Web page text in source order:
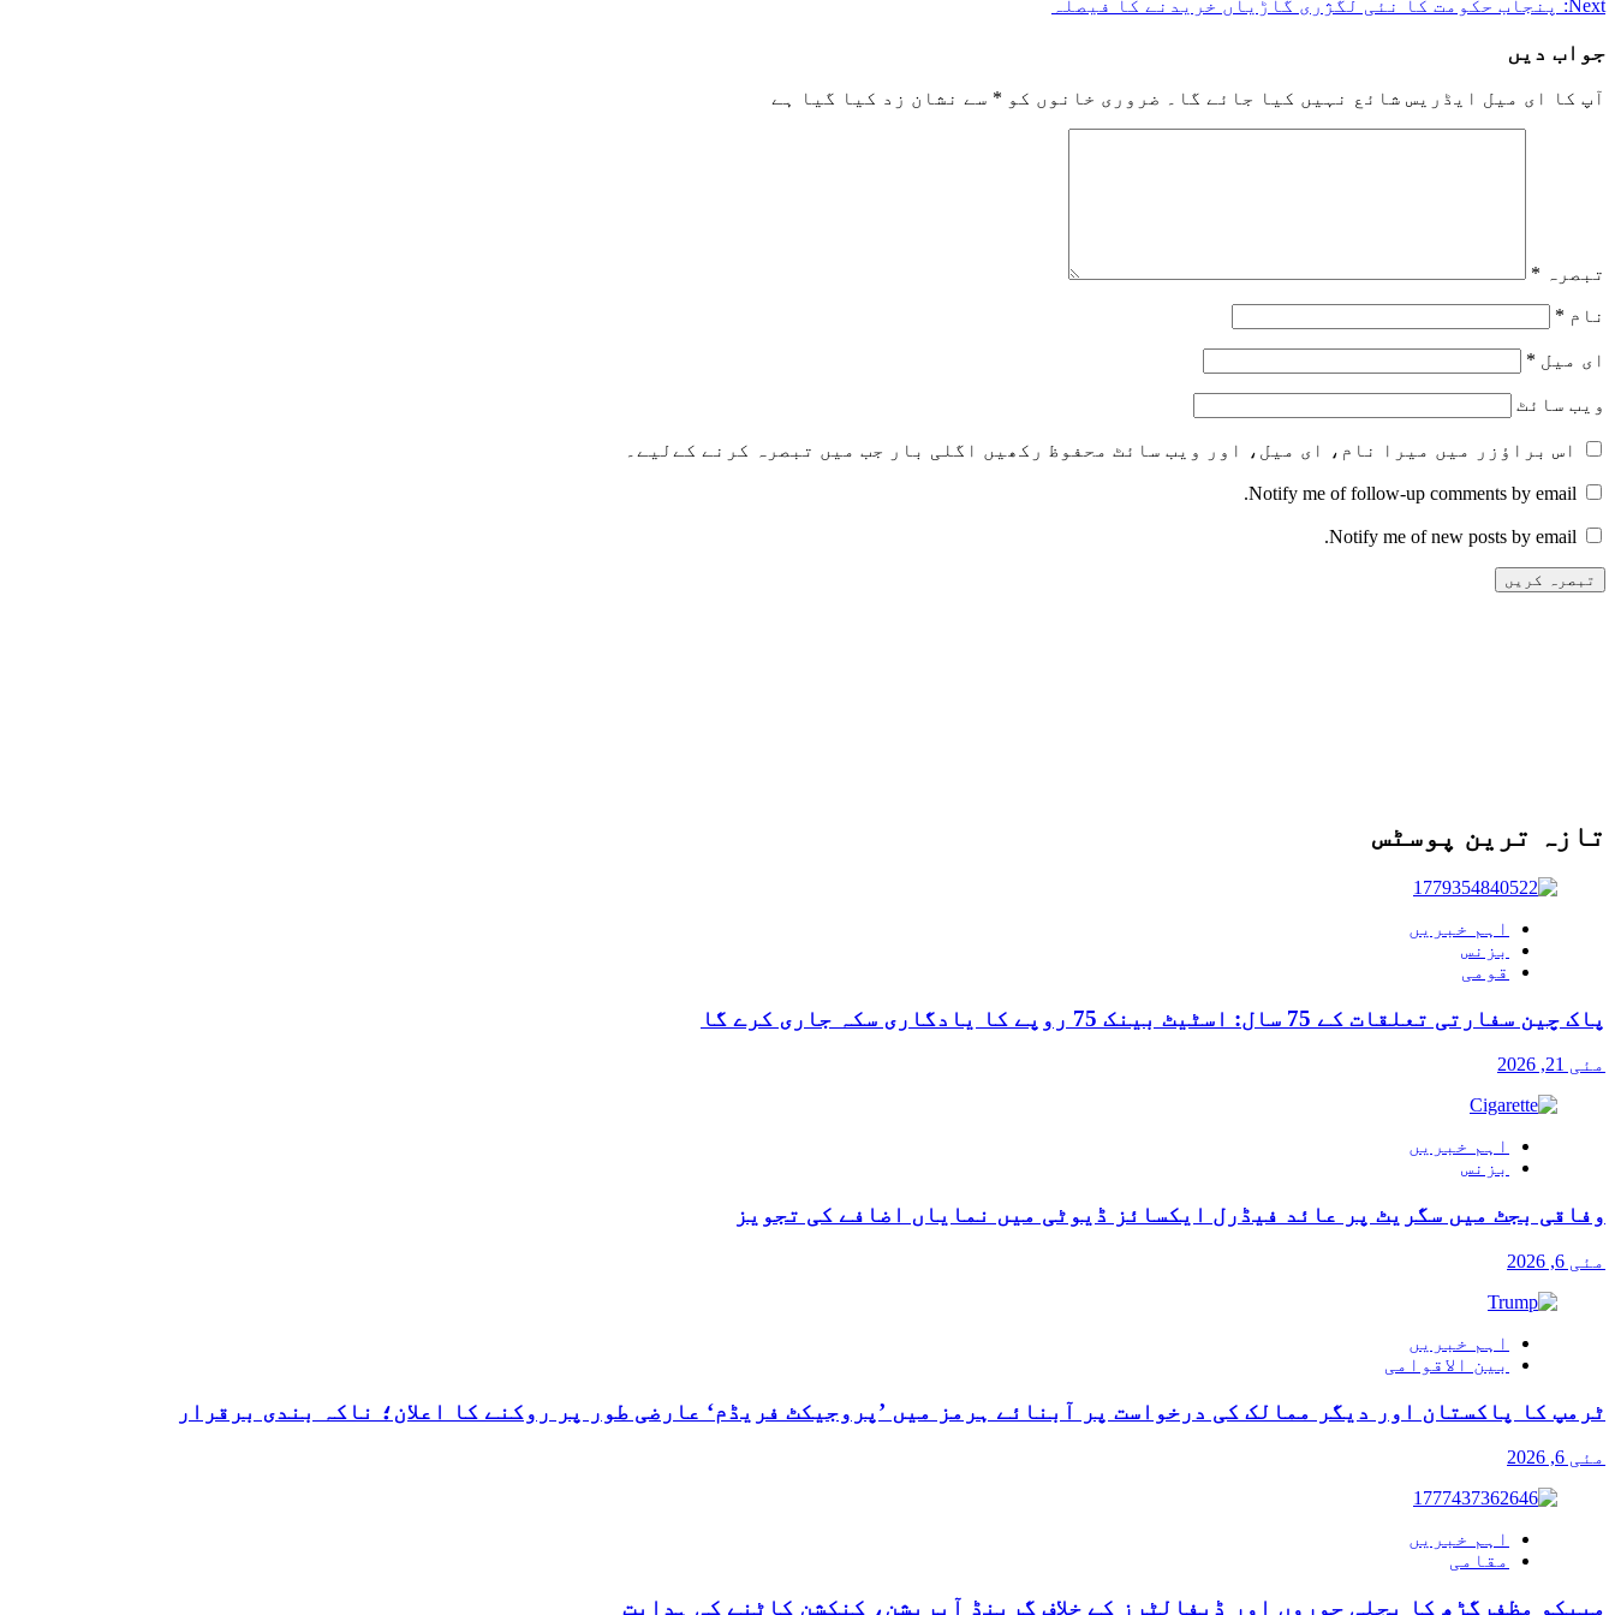
navigation
Next:
پنجاب حکومت کا نئی لگژری گاڑیاں خریدنے کا فیصلہ
جواب دیں
آپ کا ای میل ایڈریس شائع نہیں کیا جائے گا۔ ضروری خانوں کو * سے نشان زد کیا گیا ہے
تبصرہ *
نام *
ای میل *
ویب‌ سائٹ
اس براؤزر میں میرا نام، ای میل، اور ویب سائٹ محفوظ رکھیں اگلی بار جب میں تبصرہ کرنے کےلیے۔
Notify me of follow-up comments by email.
Notify me of new posts by email.
تازہ ترین پوسٹس
اہم خبریں
بزنس
قومی
پاک چین سفارتی تعلقات کے 75 سال: اسٹیٹ بینک 75 روپے کا یادگاری سکہ جاری کرے گا
مئی 21, 2026
اہم خبریں
بزنس
وفاقی بجٹ میں سگریٹ پر عائد فیڈرل ایکسائز ڈیوٹی میں نمایاں اضافے کی تجویز
مئی 6, 2026
اہم خبریں
بین الاقوامی
ٹرمپ کا پاکستان اور دیگر ممالک کی درخواست پر آبنائے ہرمز میں ’پروجیکٹ فریڈم‘ عارضی طور پر روکنے کا اعلان؛ ناکہ بندی برقرار
مئی 6, 2026
اہم خبریں
مقامی
میپکو مظفرگڑھ کا بجلی چوروں اور ڈیفالٹرز کے خلاف گرینڈ آپریشن، کنکشن کاٹنے کی ہدایت